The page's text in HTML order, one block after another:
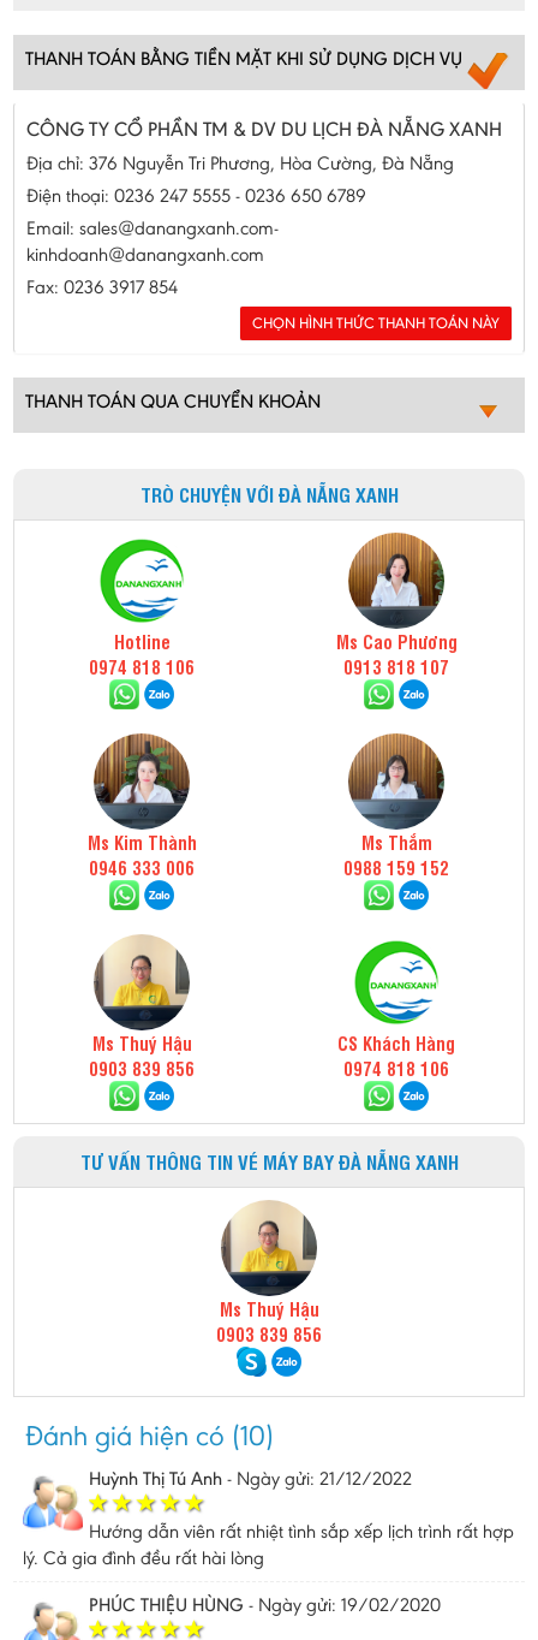
THANH TOÁN BẰNG TIỀN MẶT KHI SỬ DỤNG DỊCH VỤ
CÔNG TY CỔ PHẦN TM & DV DU LỊCH ĐÀ NẴNG XANH
Địa chỉ: 376 Nguyễn Tri Phương, Hòa Cường, Đà Nẵng
Điện thoại: 0236 247 5555 - 0236 650 6789
Email: sales@danangxanh.com-
kinhdoanh@danangxanh.com
Fax: 0236 3917 854
THANH TOÁN QUA CHUYỂN KHOẢN
TRÒ CHUYỆN VỚI ĐÀ NẴNG XANH
Hotline
0974 818 106
Ms Cao Phương
0913 818 107
Ms Kim Thành
0946 333 006
Ms Thắm
0988 159 152
Ms Thuý Hậu
0903 839 856
CS Khách Hàng
0974 818 106
TƯ VẤN THÔNG TIN VÉ MÁY BAY ĐÀ NẴNG XANH
Ms Thuý Hậu
0903 839 856
Đánh giá hiện có (10)
Huỳnh Thị Tú Anh - Ngày gửi: 21/12/2022
Hướng dẫn viên rất nhiệt tình sắp xếp lịch trình rất hợp
lý. Cả gia đình đều rất hài lòng
PHÚC THIỆU HÙNG - Ngày gửi: 19/02/2020